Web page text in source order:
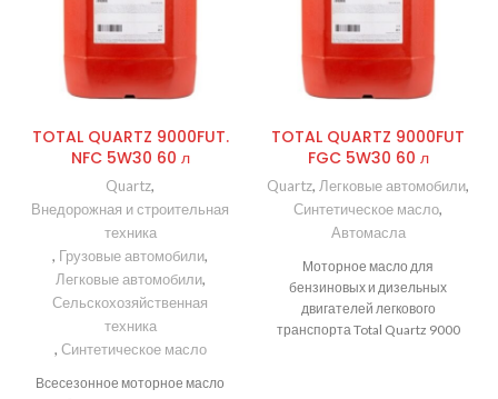
TOTAL QUARTZ 9000FUT.
NFC 5W30 60 л
Quartz,
Внедорожная и строительная
техника
, Грузовые автомобили,
Легковые автомобили,
Сельскохозяйственная
техника
, Синтетическое масло
Всесезонное моторное масло
TOTAL QUARTZ 9000FUT
FGC 5W30 60 л
Quartz, Легковые автомобили,
Синтетическое масло,
Автомасла
Моторное масло для
бензиновых и дизельных
двигателей легкового
транспорта Total Quartz 9000